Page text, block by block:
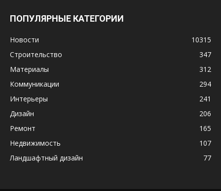
ПОПУЛЯРНЫЕ КАТЕГОРИИ
Новости
10315
Строительство
347
Материалы
312
Коммуникации
294
Интерьеры
241
Дизайн
206
Ремонт
165
Недвижимость
107
Ландшафтный дизайн
77